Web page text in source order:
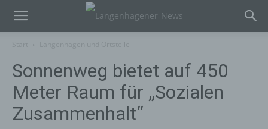
Sonnenweg bietet auf 450
Meter Raum für „Sozialen
Zusammenhalt“